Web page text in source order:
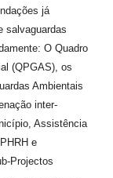
já
salvaguardas
O Quadro
(QPGAS), os
Ambientais
inter-
Assistência
e
Projectos